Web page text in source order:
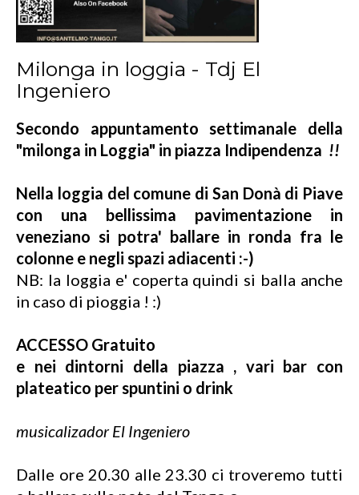
Milonga in loggia - Tdj El
Ingeniero
Secondo appuntamento settimanale della
"milonga in Loggia" in piazza Indipendenza !!
Nella loggia del comune di San Donà di Piave
con una bellissima pavimentazione in
veneziano si potra' ballare in ronda fra le
colonne e negli spazi adiacenti :-)
NB: la loggia e' coperta quindi si balla anche
in caso di pioggia ! :)
ACCESSO Gratuito
e nei dintorni della piazza , vari bar con
plateatico per spuntini o drink
musicalizador El Ingeniero
Dalle ore 20.30 alle 23.30 ci troveremo tutti